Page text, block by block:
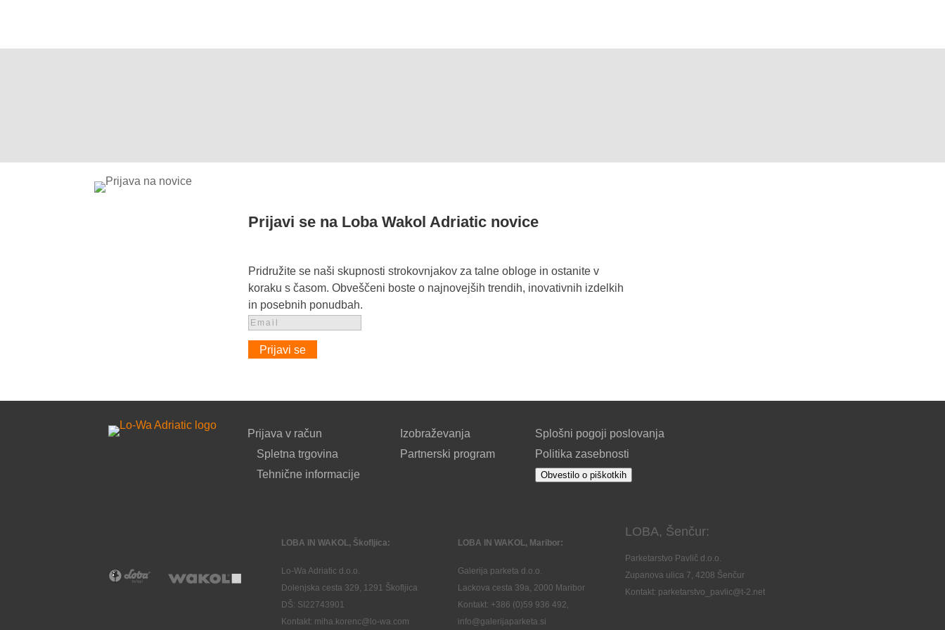
Prijavi se na Loba Wakol Adriatic novice
Pridružite se naši skupnosti strokovnjakov za talne obloge in ostanite v
koraku s časom. Obveščeni boste o najnovejših trendih, inovativnih izdelkih
in posebnih ponudbah.
Prijavi se
Prijava v račun
Spletna trgovina
Tehnične informacije
Izobraževanja
Partnerski program
Splošni pogoji poslovanja
Politika zasebnosti
Obvestilo o piškotkih
LOBA IN WAKOL, Škofljica:
Lo-Wa Adriatic d.o.o.
Dolenjska cesta 329, 1291 Škofljica
DŠ: SI22743901
Kontakt: miha.korenc@lo-wa.com
LOBA IN WAKOL, Maribor:
Galerija parketa d.o.o.
Lackova cesta 39a, 2000 Maribor
Kontakt: +386 (0)59 936 492,
info@galerijaparketa.si
LOBA, Šenčur:
Parketarstvo Pavlič d.o.o.
Zupanova ulica 7, 4208 Šenčur
Kontakt: parketarstvo_pavlic@t-2.net